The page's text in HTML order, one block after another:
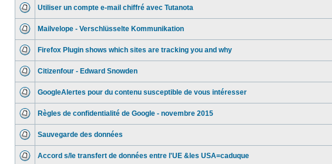
Utiliser un compte e-mail chiffré avec Tutanota
Mailvelope - Verschlüsselte Kommunikation
Firefox Plugin shows which sites are tracking you and why
Citizenfour - Edward Snowden
GoogleAlertes pour du contenu susceptible de vous intéresser
Règles de confidentialité de Google - novembre 2015
Sauvegarde des données
Accord s/le transfert de données entre l'UE &les USA=caduque